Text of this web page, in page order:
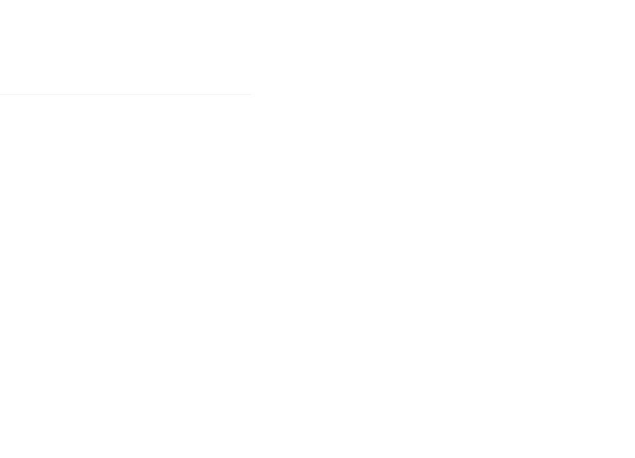
raamroeden zit genoeg ruimte voor het
doe je aan de achterzijde met zicht op de